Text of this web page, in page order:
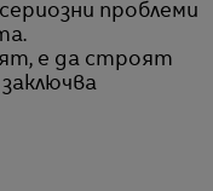
проблеми
е да строят